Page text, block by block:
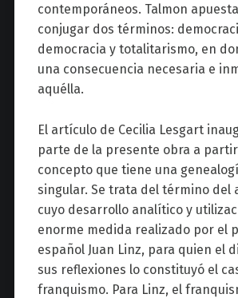
contemporáneos. Talmon
conjugar dos términos:
democracia y totalitarismo, en
una consecuencia necesaria e
aquélla.
El artículo de Cecilia Lesgart
parte de la presente obra a
concepto que tiene una
singular. Se trata del término del
cuyo desarrollo analítico y
enorme medida realizado por el
español Juan Linz, para quien el
sus reflexiones lo constituyó el
franquismo. Para Linz, el